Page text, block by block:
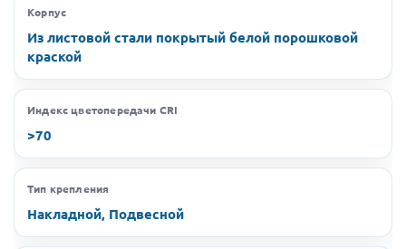
Корпус
Из листовой стали покрытый белой порошковой
краской
Индекс цветопередачи CRI
>70
Тип крепления
Накладной, Подвесной